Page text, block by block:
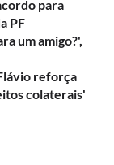
para
PF
um amigo?',
reforça
colaterais'